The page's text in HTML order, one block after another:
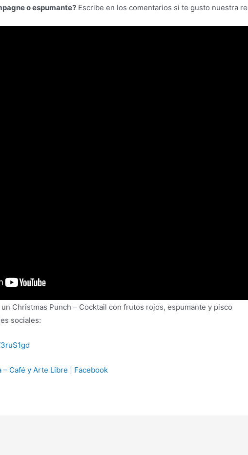
o espumante? Escribe en los comentarios si te gusto nuestra
Christmas Punch – Cocktail con frutos rojos, espumante y pisco
sociales:
– Café y Arte Libre | Facebook